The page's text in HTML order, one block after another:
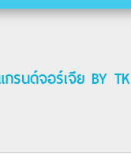
รนด์จอร์เจีย BY TK